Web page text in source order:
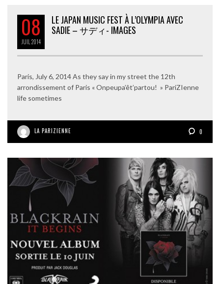
08
JUIL 2014
LE JAPAN MUSIC FEST À L’OLYMPIA AVEC
SADIE – サディ- IMAGES
Paris, July 6, 2014 As they say in my street the 12th
arrondissement of Paris « Onpeupa’êt’partou! » PariZIenne
life sometimes
LA PARIZIENNE 0